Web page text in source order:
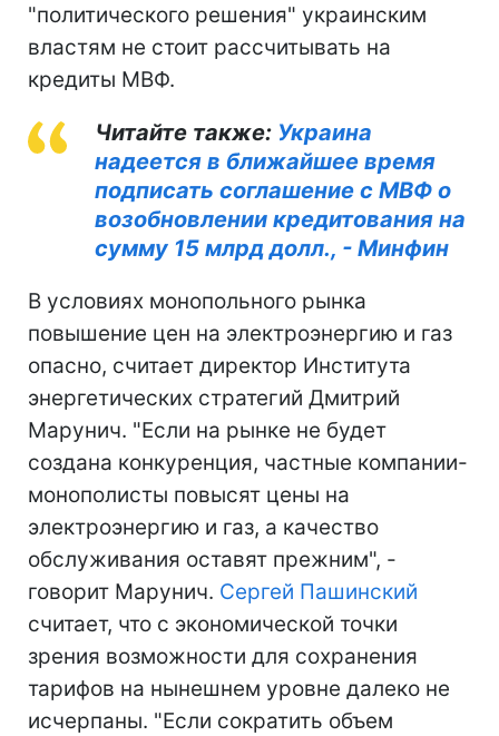
"политического решения" украинским
властям не стоит рассчитывать на
кредиты МВФ.
Читайте также: Украина
надеется в ближайшее время
подписать соглашение с МВФ о
возобновлении кредитования на
сумму 15 млрд долл., - Минфин
В условиях монопольного рынка
повышение цен на электроэнергию и газ
опасно, считает директор Института
энергетических стратегий Дмитрий
Марунич. "Если на рынке не будет
создана конкуренция, частные компании-
монополисты повысят цены на
электроэнергию и газ, а качество
обслуживания оставят прежним", -
говорит Марунич. Сергей Пашинский
считает, что с экономической точки
зрения возможности для сохранения
тарифов на нынешнем уровне далеко не
исчерпаны. "Если сократить объем